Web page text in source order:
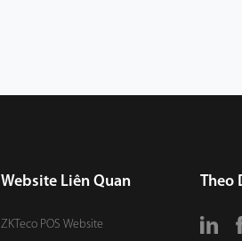
Website Liên Quan
ZKTeco POS Website
Theo